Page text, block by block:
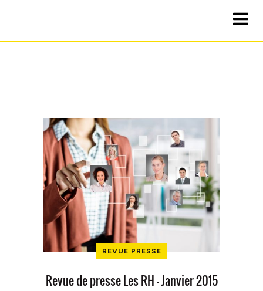
REVUE PRESSE
Revue de presse Les RH – Janvier 2015